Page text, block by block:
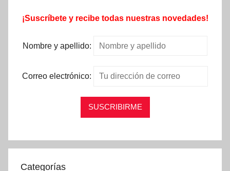
¡Suscríbete y recibe todas nuestras novedades!
Nombre y apellido:
Correo electrónico:
Categorías